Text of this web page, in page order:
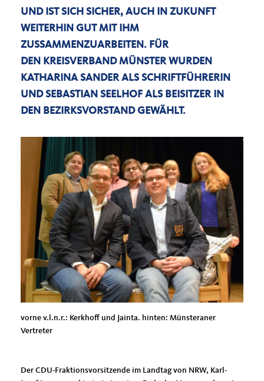
UND IST SICH SICHER, AUCH IN ZUKUNFT
WEITERHIN GUT MIT IHM
ZUSSAMMENZUARBEITEN. FÜR
DEN KREISVERBAND MÜNSTER WURDEN
KATHARINA SANDER ALS SCHRIFTFÜHRERIN
UND SEBASTIAN SEELHOF ALS BEISITZER IN
DEN BEZIRKSVORSTAND GEWÄHLT.
vorne v.l.n.r.: Kerkhoff und Jainta. hinten: Münsteraner
Vertreter
Der CDU-Fraktionsvorsitzende im Landtag von NRW, Karl-